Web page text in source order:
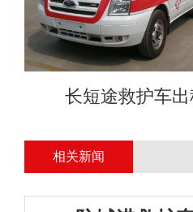
长短途救护车出
相关新闻